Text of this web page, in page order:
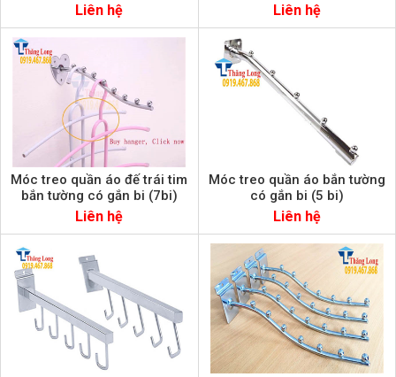
Liên hệ Liên hệ
Móc treo quần áo đế trái tim
bắn tường có gắn bi (7bi)
Liên hệ
Móc treo quần áo bắn tường
có gắn bi (5 bi)
Liên hệ